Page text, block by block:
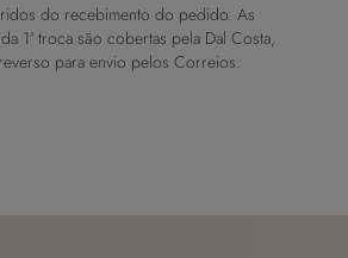
do recebimento do pedido. As
1ª troca são cobertas pela Dal Costa,
para envio pelos Correios.